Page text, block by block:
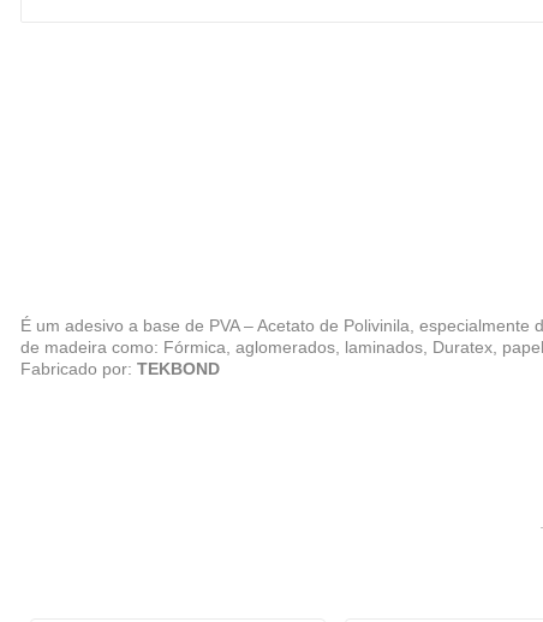
É um adesivo a base de PVA – Acetato de Polivinila,
de madeira como: Fórmica, aglomerados, laminados, Duratex,
Fabricado por: TEKBOND